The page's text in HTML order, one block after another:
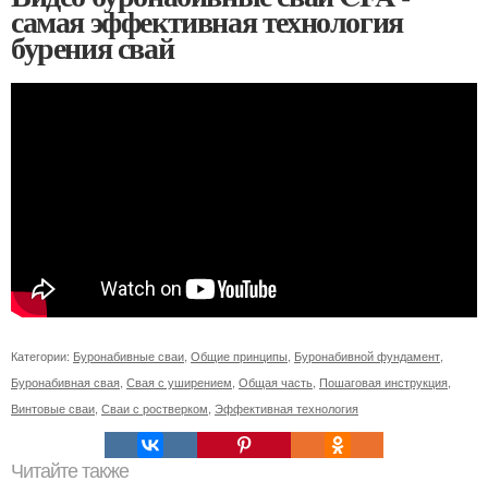
самая эффективная технология
бурения свай
Категории: Буронабивные сваи Общие принципы Буронабивной фундамент
Буронабивная свая Свая с уширением Общая часть Пошаговая инструкция
Винтовые сваи Сваи с ростверком Эффективная технология
Читайте также